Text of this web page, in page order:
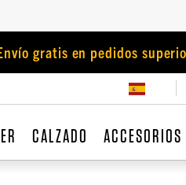
gratis en pedidos
CALZADO ACCESORIOS